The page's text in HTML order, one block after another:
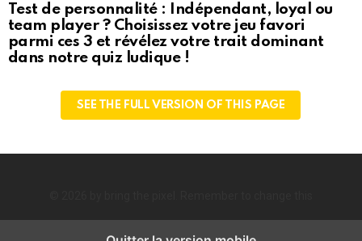
Test de personnalité : Indépendant, loyal ou
team player ? Choisissez votre jeu favori
parmi ces 3 et révélez votre trait dominant
dans notre quiz ludique !
SEE THE FULL VERSION OF THIS PAGE